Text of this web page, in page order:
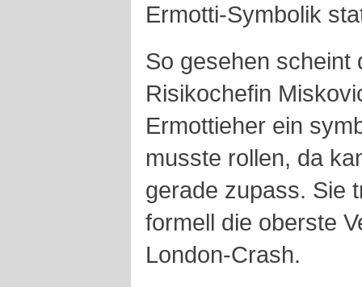
Ermotti-Symbolik
So gesehen scheint
Risikochefin
Ermottieher ein
musste rollen, da
gerade zupass. Sie
formell die oberste
London-Crash.